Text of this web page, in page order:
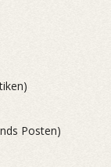
Posten)